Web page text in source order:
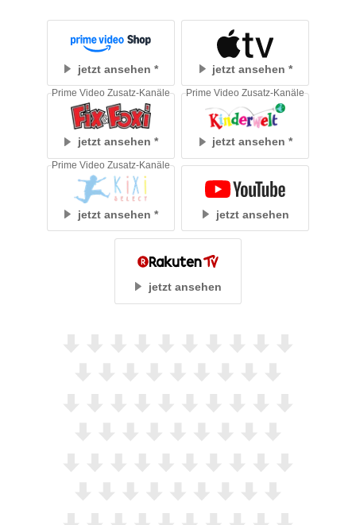
jetzt ansehen jetzt ansehen
jetzt ansehen
Prime Video Zusatz-Kanäle
jetzt ansehen
Prime Video Zusatz-Kanäle
jetzt ansehen
Prime Video Zusatz-Kanäle
jetzt ansehen
jetzt ansehen